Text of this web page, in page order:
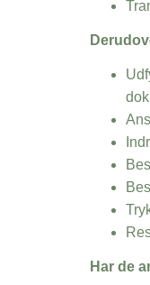
Har de